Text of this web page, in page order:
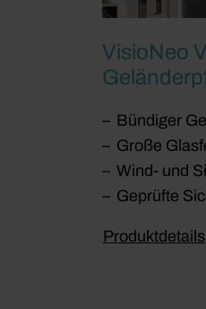
VisioNeo
Bündiger
Große
Wind- und
Geprüfte
Produktdetails